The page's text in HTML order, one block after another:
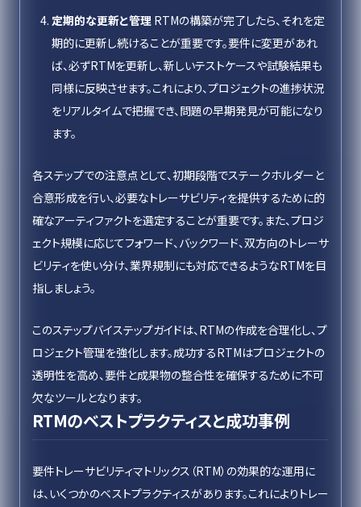
定期的な更新と管理 RTMの構築が完了したら、それを定
期的に更新し続けることが重要です。要件に変更があれ
ば、必ずRTMを更新し、新しいテストケースや試験結果も
同様に反映させます。これにより、プロジェクトの進捗状況
をリアルタイムで把握でき、問題の早期発見が可能になり
ます。
各ステップでの注意点として、初期段階でステークホルダーと
合意形成を行い、必要なトレーサビリティを提供するために的
確なアーティファクトを選定することが重要です。また、プロジ
ェクト規模に応じてフォワード、バックワード、双方向のトレーサ
ビリティを使い分け、業界規制にも対応できるようなRTMを目
指しましょう。
このステップバイステップガイドは、RTMの作成を合理化し、プ
ロジェクト管理を強化します。成功するRTMはプロジェクトの
透明性を高め、要件と成果物の整合性を確保するために不可
欠なツールとなります。
RTMのベストプラクティスと成功事例
要件トレーサビリティマトリックス（RTM）の効果的な運用に
は、いくつかのベストプラクティスがあります。これによりトレー